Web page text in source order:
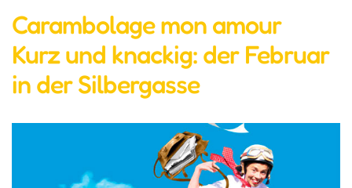
Carambolage mon amour
Kurz und knackig: der Februar
in der Silbergasse